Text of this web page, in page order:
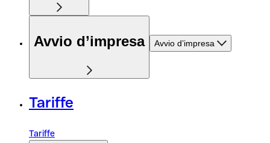
Avvio d’impresa Avvio d’impresa
Tariffe
Tariffe